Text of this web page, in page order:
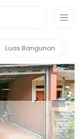
Luas Bangunan